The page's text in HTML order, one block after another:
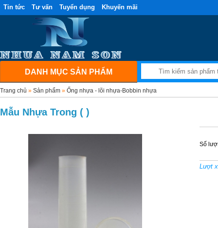
Tin tức Tư vấn Tuyển dụng Khuyến mãi
DANH MỤC SẢN PHẨM
Trang chủ » Sản phẩm » Ống nhựa - lõi nhựa-Bobbin nhựa
Mẫu Nhựa Trong ( )
Số
Lượt